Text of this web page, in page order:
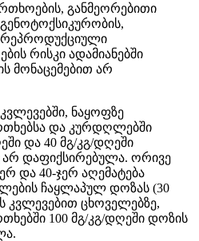
განმეორებითი
რეპროდუქციული
რისკი ადამიანებში
მონაცემებით არ
ნაყოფზე
და კურდღლებში
და 40 მგ/კგ/დღეში
დაფიქსირებულა. ორივე
და 40-ჯერ აღემატება
ჩაყლაპულ დოზას (30
ცხოველებზე,
100 მგ/კგ/დღეში დოზის